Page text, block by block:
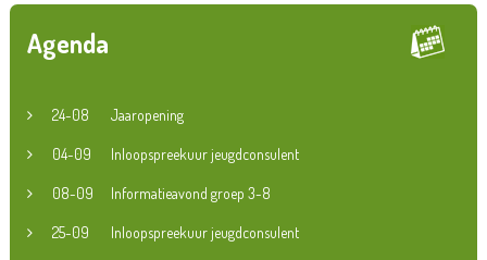
Agenda
24-08 Jaaropening
04-09 Inloopspreekuur jeugdconsulent
08-09 Informatieavond groep 3-8
25-09 Inloopspreekuur jeugdconsulent